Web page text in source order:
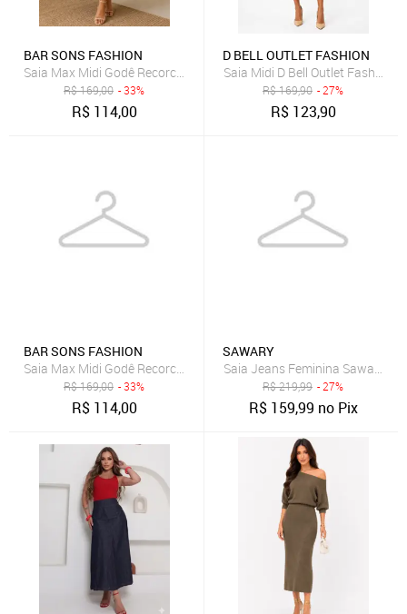
BAR SONS FASHION
Saia Max Midi Godê Recorco Assimetrico Cintura Alta em Linho
R$169,00 - 33%
R$ 114,00
D BELL OUTLET FASHION
Saia Midi D Bell Outlet Fashion
R$169,90 - 27%
R$ 123,90
BAR SONS FASHION
Saia Max Midi Godê Recorco Assimetrico Cintura Alta em Linho
R$169,00 - 33%
R$ 114,00
SAWARY
Saia Jeans Feminina Sawary
R$219,99 - 27%
R$ 159,99 no Pix